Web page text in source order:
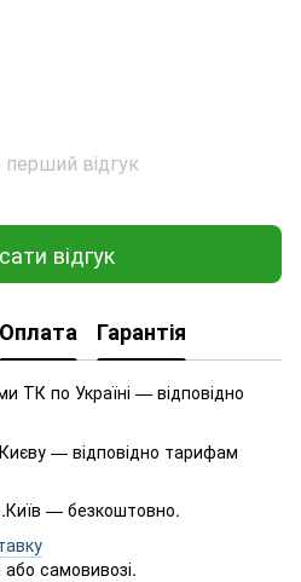
відгук
відгук
Оплата Гарантія
ТК по Україні — відповідно
— відповідно тарифам
— безкоштовно.
самовивозі.